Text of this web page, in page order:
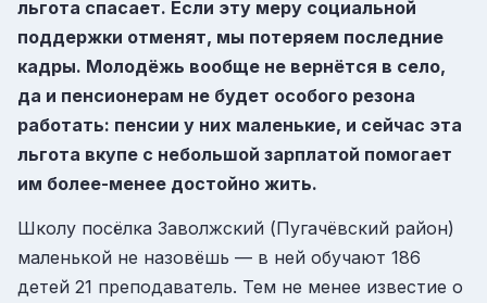
льгота спасает. Если эту меру социальной
поддержки отменят, мы потеряем последние
кадры. Молодёжь вообще не вернётся в село,
да и пенсионерам не будет особого резона
работать: пенсии у них маленькие, и сейчас эта
льгота вкупе с небольшой зарплатой помогает
им более-менее достойно жить.
Школу посёлка Заволжский (Пугачёвский район)
маленькой не назовёшь — в ней обучают 186
детей 21 преподаватель. Тем не менее известие о